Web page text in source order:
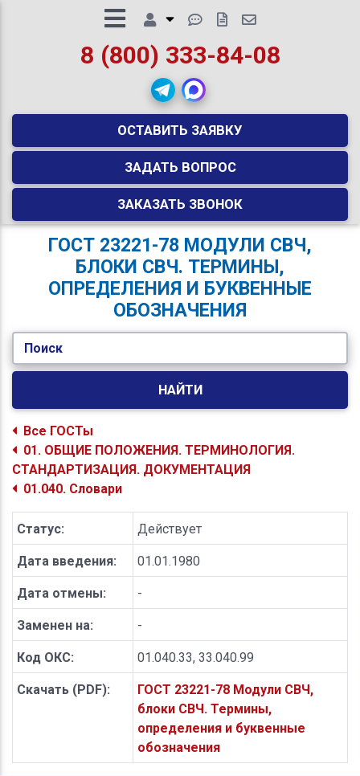
8 (800) 333-84-08
ОСТАВИТЬ ЗАЯВКУ
ЗАДАТЬ ВОПРОС
ЗАКАЗАТЬ ЗВОНОК
ГОСТ 23221-78 МОДУЛИ СВЧ,
БЛОКИ СВЧ. ТЕРМИНЫ,
ОПРЕДЕЛЕНИЯ И БУКВЕННЫЕ
ОБОЗНАЧЕНИЯ
Поиск
НАЙТИ
Все ГОСТы
01. ОБЩИЕ ПОЛОЖЕНИЯ. ТЕРМИНОЛОГИЯ.
СТАНДАРТИЗАЦИЯ. ДОКУМЕНТАЦИЯ
01.040. Словари
Статус: Действует
Дата введения: 01.01.1980
Дата отмены: -
Заменен на: -
Код ОКС: 01.040.33, 33.040.99
Скачать (PDF):
ГОСТ 23221-78 Модули СВЧ,
блоки СВЧ. Термины,
определения и буквенные
обозначения